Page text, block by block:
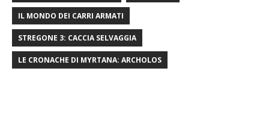
IL MONDO DEI CARRI ARMATI
STREGONE 3: CACCIA SELVAGGIA
LE CRONACHE DI MYRTANA: ARCHOLOS